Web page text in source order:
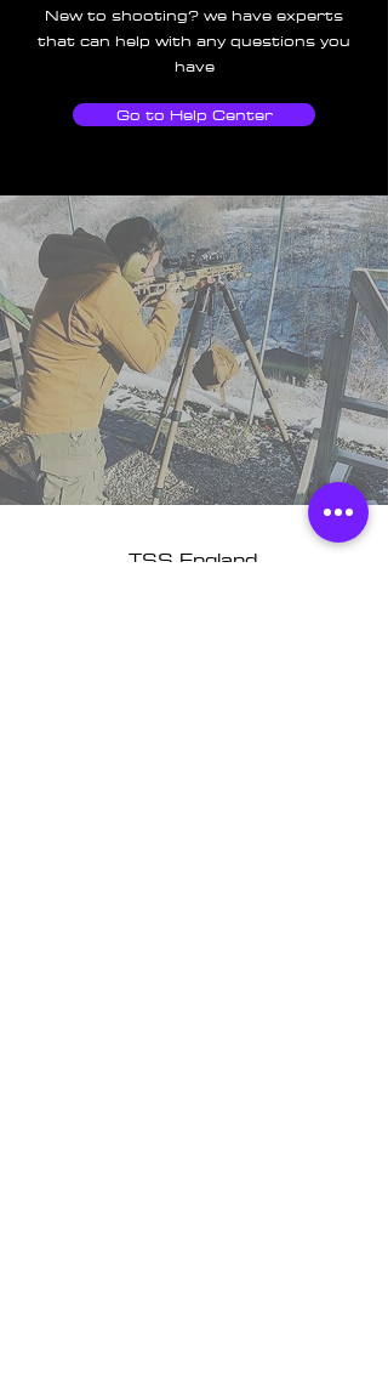
New to shooting? we have experts
that can help with any questions you
have
Go to Help Center
TSS England